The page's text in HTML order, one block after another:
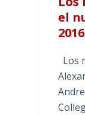
el
Los